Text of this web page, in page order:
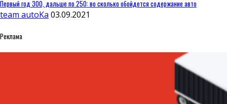
Первый год 300, дальше по 250: во сколько обойдется содержание авто
team autoKa 03.09.2021
Реклама